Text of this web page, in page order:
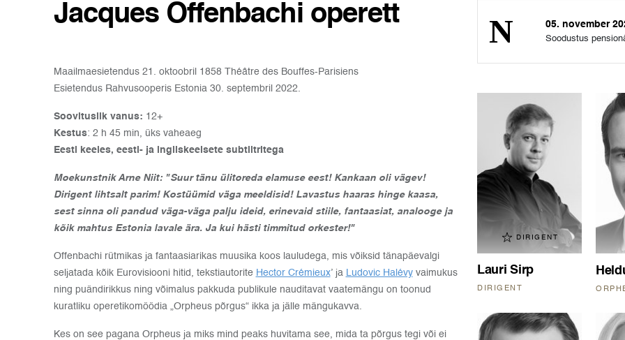
Jacques Offenbachi operett
Maailmaesietendus 21. oktoobril 1858 Théâtre des Bouffes-Parisiens
Esietendus Rahvusooperis Estonia 30. septembril 2022.
Soovituslik vanus: 12+
Kestus: 2 h 45 min, üks vaheaeg
Eesti keeles, eesti- ja ingliskeelsete subtiitritega
Moekunstnik Arne Niit: "Suur tänu ülitoreda elamuse eest! Kankaan oli vägev!
Dirigent lihtsalt parim! Kostüümid väga meeldisid! Lavastus haaras hinge kaasa,
sest sinna oli pandud väga-väga palju ideid, erinevaid stiile, fantaasiat, analooge ja
kõik mahtus Estonia lavale ära. Ja kui hästi timmitud orkester!"
Offenbachi rütmikas ja fantaasiarikas muusika koos lauludega, mis võiksid tänapäevalgi
seljatada kõik Eurovisiooni hitid, tekstiautorite Hector Crémieux’ ja Ludovic Halévyvaimukus
ning puändirikkus ning võimalus pakkuda publikule nauditavat vaatemängu on toonud
kuratliku operetikomöödia „Orpheus põrgus“ ikka ja jälle mängukavva.
Kes on see pagana Orpheus ja miks mind peaks huvitama see, mida ta põrgus tegi või ei
05. november
Soodustus
DIRIGENT
Lauri Sirp
DIRIGENT